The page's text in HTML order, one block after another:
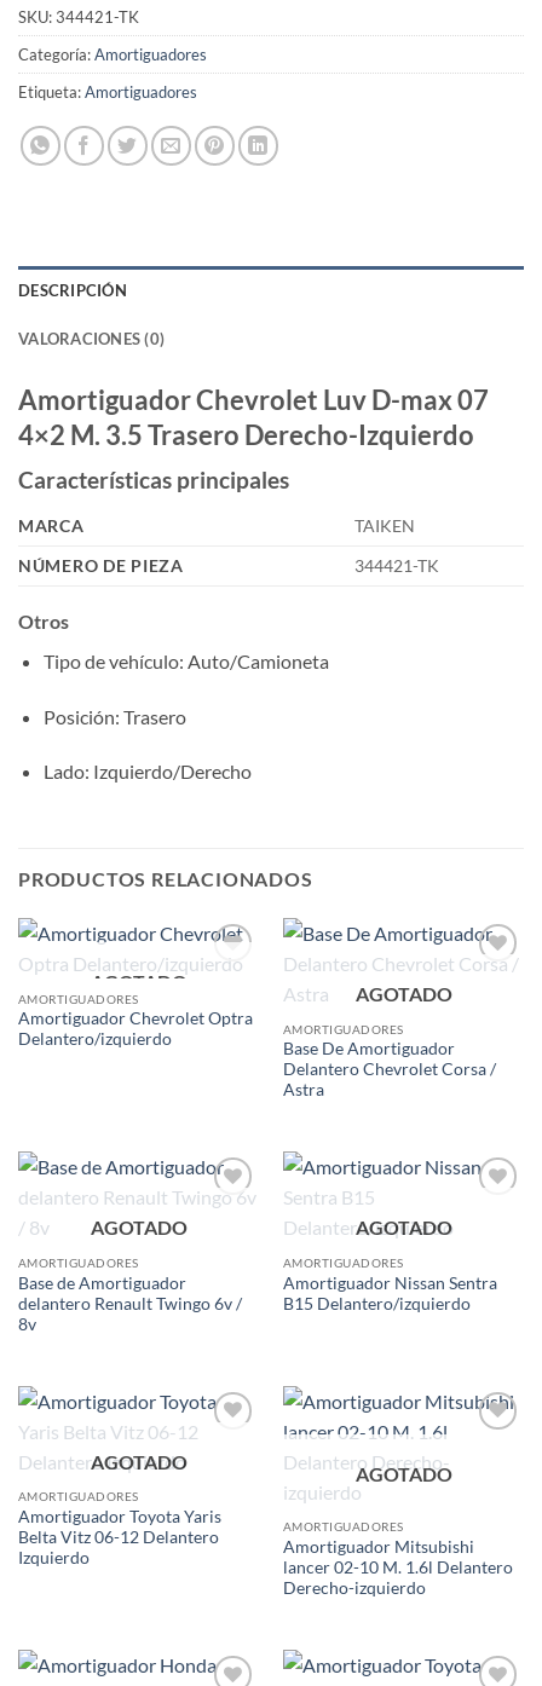
SKU:344421-TK
Categoría:Amortiguadores
Etiqueta:Amortiguadores
DESCRIPCIÓN
VALORACIONES (0)
Amortiguador Chevrolet Luv D-max 07
4×2 M. 3.5 Trasero Derecho-Izquierdo
Características principales
MARCA
TAIKEN
NÚMERO DE PIEZA
344421-TK
Otros
Tipo de vehículo: Auto/Camioneta
Posición: Trasero
Lado: Izquierdo/Derecho
PRODUCTOS RELACIONADOS
AGOTADO
AMORTIGUADORES
Amortiguador Chevrolet Optra
Delantero/izquierdo
AGOTADO
AMORTIGUADORES
Base De Amortiguador
Delantero Chevrolet Corsa /
Astra
Add to
AGOTADO
AMORTIGUADORES
Base de Amortiguador
delantero Renault Twingo 6v /
8v
AGOTADO
AMORTIGUADORES
Amortiguador Nissan Sentra
B15 Delantero/izquierdo
AGOTADO
AMORTIGUADORES
Amortiguador Toyota Yaris
Belta Vitz 06-12 Delantero
Izquierdo
AGOTADO
AMORTIGUADORES
Amortiguador Mitsubishi
lancer 02-10 M. 1.6l Delantero
Derecho-izquierdo